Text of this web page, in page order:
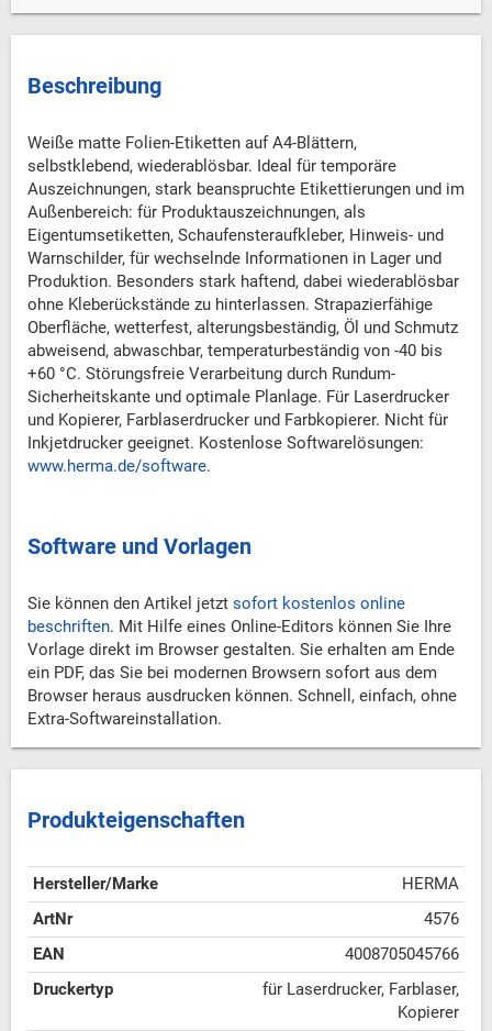
Beschreibung
Weiße matte Folien-Etiketten auf A4-Blättern,
selbstklebend, wiederablösbar. Ideal für temporäre
Auszeichnungen, stark beanspruchte Etikettierungen und im
Außenbereich: für Produktauszeichnungen, als
Eigentumsetiketten, Schaufensteraufkleber, Hinweis- und
Warnschilder, für wechselnde Informationen in Lager und
Produktion. Besonders stark haftend, dabei wiederablösbar
ohne Kleberückstände zu hinterlassen. Strapazierfähige
Oberfläche, wetterfest, alterungsbeständig, Öl und Schmutz
abweisend, abwaschbar, temperaturbeständig von -40 bis
+60 °C. Störungsfreie Verarbeitung durch Rundum-
Sicherheitskante und optimale Planlage. Für Laserdrucker
und Kopierer, Farblaserdrucker und Farbkopierer. Nicht für
Inkjetdrucker geeignet. Kostenlose Softwarelösungen:
www.herma.de/software.
Software und Vorlagen
Sie können den Artikel jetzt sofort kostenlos online
beschriften. Mit Hilfe eines Online-Editors können Sie Ihre
Vorlage direkt im Browser gestalten. Sie erhalten am Ende
ein PDF, das Sie bei modernen Browsern sofort aus dem
Browser heraus ausdrucken können. Schnell, einfach, ohne
Extra-Softwareinstallation.
Produkteigenschaften
Hersteller/Marke
HERMA
ArtNr
4576
EAN
4008705045766
Druckertyp
für Laserdrucker, Farblaser,
Kopierer